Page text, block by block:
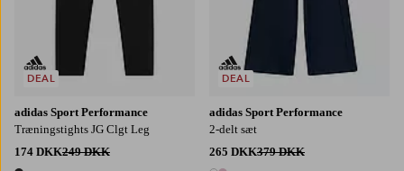
adidas Sport Performance
Træningstights JG Clgt Leg
174 DKK249 DKK
DEAL
adidas Sport Performance
2-delt sæt
265 DKK379 DKK
DEAL